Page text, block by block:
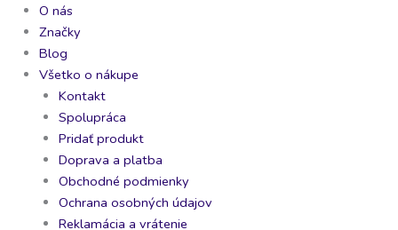
Preskočiť
obsah
O nás
Značky
Blog
Všetko o nákupe
Kontakt
Spolupráca
Pridať produkt
Doprava a platba
Obchodné podmienky
Ochrana osobných údajov
Reklamácia a vrátenie